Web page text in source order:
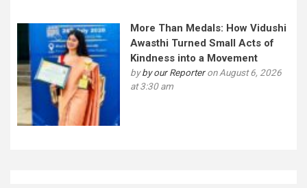
More Than Medals: How Vidushi
Awasthi Turned Small Acts of
Kindness into a Movement
byby our Reporteron August 6, 2026
at 3:30 am